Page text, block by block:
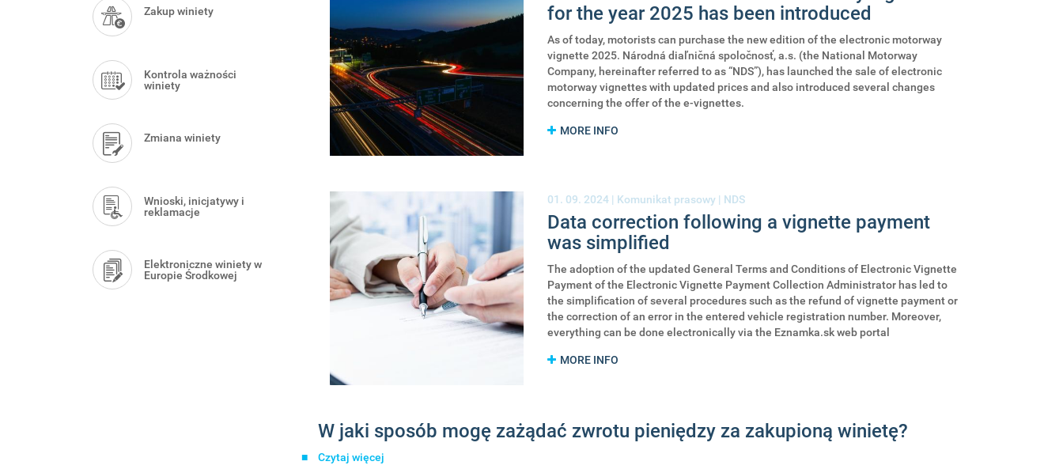
for the year 2025 has been introduced
As of today, motorists can purchase the new edition of the electronic motorway
vignette 2025. Národná diaľničná spoločnosť, a.s. (the National Motorway
Company, hereinafter referred to as “NDS”), has launched the sale of electronic
motorway vignettes with updated prices and also introduced several changes
concerning the offer of the e-vignettes.
MORE INFO
01. 09. 2024 | Komunikat prasowy| NDS
Data correction following a vignette payment
was simplified
The adoption of the updated General Terms and Conditions of Electronic Vignette
Payment of the Electronic Vignette Payment Collection Administrator has led to
the simplification of several procedures such as the refund of vignette payment or
the correction of an error in the entered vehicle registration number. Moreover,
everything can be done electronically via the Eznamka.sk web portal
MORE INFO
W jaki sposób mogę zażądać zwrotu pieniędzy za zakupioną winietę?
Czytaj więcej
Menu
Zakup winiety
Kontrola ważności
winiety
Zmiana winiety
Wnioski, inicjatywy i
reklamacje
Elektroniczne winiety w
Europie Środkowej